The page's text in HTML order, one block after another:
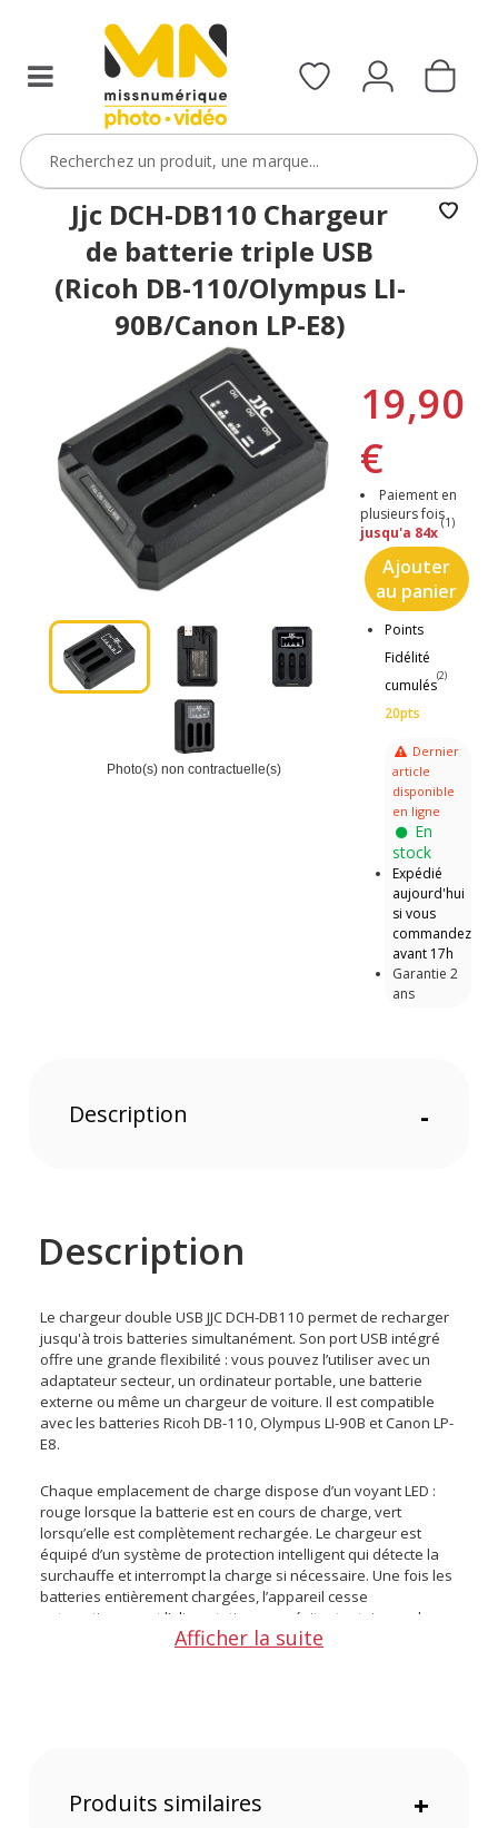
Jjc DCH-DB110 Chargeur
de batterie triple USB
(Ricoh DB-110/Olympus LI-
90B/Canon LP-E8)
Photo(s) non contractuelle(s)
19,90
€
Paiement en
plusieurs fois
jusqu'a 84x
(1)
Ajouter
au panier
Points
Fidélité
cumulés
(2)
20pts
Dernier
article
disponible
en ligne
En
stock
Expédié
aujourd'hui
si vous
commandez
avant 17h
Garantie 2
ans
Description -
Description
Le chargeur double USB JJC DCH-DB110 permet de recharger
jusqu'à trois batteries simultanément. Son port USB intégré
offre une grande flexibilité : vous pouvez l’utiliser avec un
adaptateur secteur, un ordinateur portable, une batterie
externe ou même un chargeur de voiture. Il est compatible
avec les batteries Ricoh DB-110, Olympus LI-90B et Canon LP-
E8.
Chaque emplacement de charge dispose d’un voyant LED :
rouge lorsque la batterie est en cours de charge, vert
lorsqu’elle est complètement rechargée. Le chargeur est
équipé d’un système de protection intelligent qui détecte la
surchauffe et interrompt la charge si nécessaire. Une fois les
batteries entièrement chargées, l’appareil cesse
automatiquement l’alimentation pour éviter tout risque de
surcharge ou d’endommagement.
GÉNÉRAL :
Afficher la suite
Produits similaires +